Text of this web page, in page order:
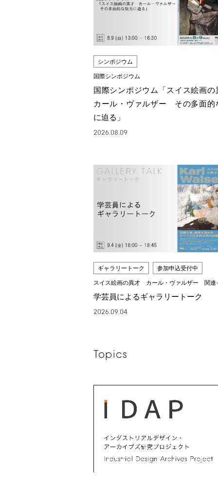
シンポジウム
国際シンポジウム
国際シンポジウム「スイス絵画
カール・ヴァルザー その多面的
に迫る」
2026.08.09
ギャラリートーク 参加申込受付中
スイス絵画の異才 カール・ヴァルザー 関連
学芸員によるギャラリートーク
2026.09.04
Topics